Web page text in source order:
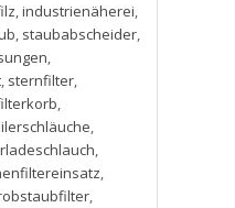
,industrienäherei,
, staubabscheider,
,
, sternfilter,
,
,
,
,
,